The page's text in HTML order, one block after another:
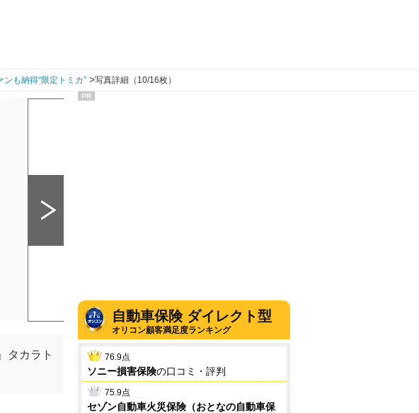
ンも納得“限定トミカ” >写真詳細（10/16枚）
タカラト
PR
自動車保険 ダイレクト型
オリコン顧客満足度ランキング
76.9点
ソニー損害保険の口コミ・評判
75.9点
セゾン自動車火災保険（おとなの自動車保